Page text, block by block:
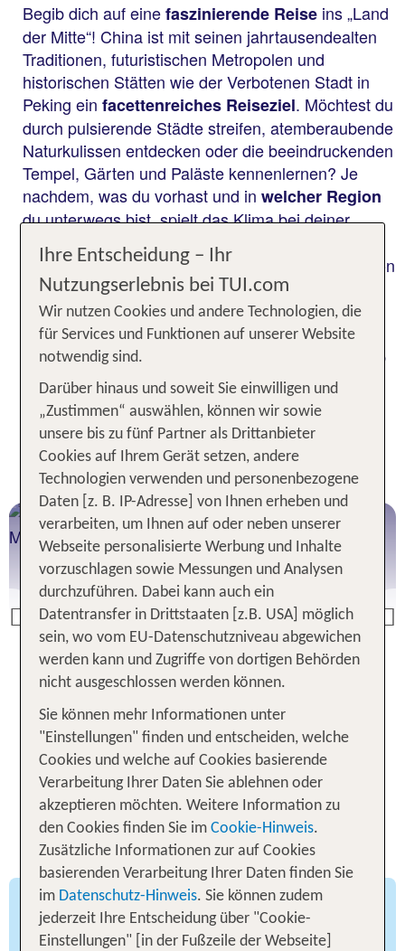
Begib dich auf einefaszinierende Reise ins „Land
der Mitte“! China ist mit seinen jahrtausendealten
Traditionen, futuristischen Metropolen und
historischen Stätten wie der Verbotenen Stadt in
Peking ein facettenreiches Reiseziel. Möchtest du
durch pulsierende Städte streifen, atemberaubende
Naturkulissen entdecken oder die beeindruckenden
Tempel, Gärten und Paläste kennenlernen? Je
nachdem, was du vorhast und in welcher Region
du unterwegs bist, spielt das Klima bei deiner
Reiseplanung
eine große Rolle. Das riesige Land
erstreckt sich überverschiedene Klimazonen
, von
subarktischer Kälte im Norden bis zu tropischer
Wärme im Süden. Im Folgenden liest du, welche
Monate sich für welche Aktivitäten anbieten und
wann diebeste Reisezeit
für deinen China Urlaub
ist!
Dein direkter Weg zum perfekten
China Urlaub
Previous
China Urlaub
Zu den Angeboten
Wann nach China? Die passende
Reisezeit für deinen Traumurlaub
wählen
Chinas schönste Seiten
Ihre Entscheidung – Ihr
Nutzungserlebnis bei TUI.com
Wir nutzen Cookies und andere Technologien, die
für Services und Funktionen auf unserer Website
notwendig sind.
Darüber hinaus und soweit Sie einwilligen und
„Zustimmen“ auswählen, können wir sowie
unsere bis zu fünf Partner als Drittanbieter
Cookies auf Ihrem Gerät setzen, andere
Technologien verwenden und personenbezogene
Daten [z. B. IP-Adresse] von Ihnen erheben und
verarbeiten, um Ihnen auf oder neben unserer
Webseite personalisierte Werbung und Inhalte
vorzuschlagen sowie Messungen und Analysen
durchzuführen. Dabei kann auch ein
Datentransfer in Drittstaaten [z.B. USA] möglich
sein, wo vom EU-Datenschutzniveau abgewichen
werden kann und Zugriffe von dortigen Behörden
nicht ausgeschlossen werden können.
Sie können mehr Informationen unter
"Einstellungen" finden und entscheiden, welche
Cookies und welche auf Cookies basierende
Verarbeitung Ihrer Daten Sie ablehnen oder
akzeptieren möchten. Weitere Information zu
den Cookies finden Sie im Cookie-Hinweis.
Zusätzliche Informationen zur auf Cookies
basierenden Verarbeitung Ihrer Daten finden Sie
im Datenschutz-Hinweis. Sie können zudem
jederzeit Ihre Entscheidung über "Cookie-
Einstellungen" [in der Fußzeile der Webseite]